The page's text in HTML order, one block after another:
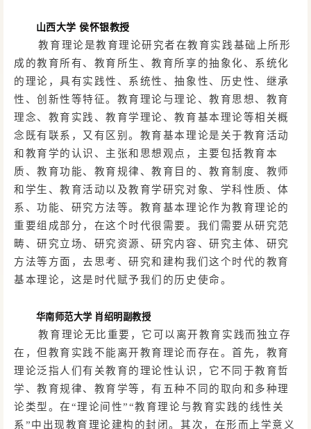
山西大学 侯怀银教授
教育理论是教育理论研究者在教育实践基础上所形
成的教育所有、教育所生、教育所享的抽象化、系统化
的理论，具有实践性、系统性、抽象性、历史性、继承
性、创新性等特征。教育理论与理论、教育思想、教育
理念、教育实践、教育学理论、教育基本理论等相关概
念既有联系，又有区别。教育基本理论是关于教育活动
和教育学的认识、主张和思想观点，主要包括教育本
质、教育功能、教育规律、教育目的、教育制度、教师
和学生、教育活动以及教育学研究对象、学科性质、体
系、功能、研究方法等。教育基本理论作为教育理论的
重要组成部分，在这个时代很需要。我们需要从研究范
畴、研究立场、研究资源、研究内容、研究主体、研究
方法等方面，去思考、研究和建构我们这个时代的教育
基本理论，这是时代赋予我们的历史使命。
华南师范大学 肖绍明副教授
教育理论无比重要，它可以离开教育实践而独立存
在，但教育实践不能离开教育理论而存在。首先，教育
理论泛指人们有关教育的理论性认识，它不同于教育哲
学、教育规律、教育学等，有五种不同的取向和多种理
论类型。在“理论间性”“教育理论与教育实践的线性关
系”中出现教育理论建构的封闭。其次，在形而上学意义